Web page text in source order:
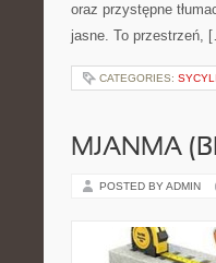
oraz przystępne
jasne. To przestrzeń,
CATEGORIES:
MJANMA
POSTED BY ADMIN